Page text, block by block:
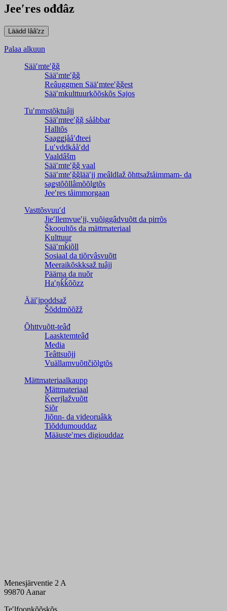
Jeeʹres ođđâz
Palaa alkuun
Sääʹmteʹǧǧ
Sääʹmteʹǧǧ
Reâuggmen Sääʹmteeʹǧǧest
Sääʹmkulttuurkõõskõs Sajos
Tuʹmmstõktuâjj
Sääʹmteeʹǧǧ sååbbar
Halltõs
Saaǥǥjååʹđteei
Luʹvddkååʹdd
Vaaldâšm
Sääʹmteʹǧǧ vaal
Sääʹmteʹǧǧlääʹjj meâldlaž õhttsažtåimmam- da
saǥstõõllâmõõlǥtõs
Jeeʹres tåimmorgaan
Vasttõsvuuʹd
Jieʹllemvueʹjj, vuõiggâdvuõtt da pirrõs
Škooultõs da mättmateriaal
Kulttuur
Sääʹmǩiõll
Sosiaal da tiõrvâsvuõtt
Meeraikõskksaž tuâjj
Päärna da nuõr
Haʹŋǩǩõõzz
Ääiʹjpoddsaž
Šõddmõõžž
Õhttvuõtt-teâđ
Laasktemteâđ
Media
Teâttsuõjj
Vuällamvuõttčiõlǥtõs
Mättmateriaalkaupp
Mättmateriaal
Ǩeerjlažvuõtt
Siõr
Jiõnn- da videoruâkk
Tiõddumouddaz
Määusteʹmes digiouddaz
Menesjärventie 2 A
99870 Aanar
Teʹlfoonkõõskõs